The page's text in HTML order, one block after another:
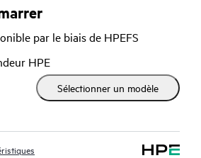
simplifient la prise en charge des
Doté d’une flexibilité de
HPE Aruba Networking Central
intelligente, des informations
gestion unifiée de l’infrastructure pour
par le biais de HPEFS
HPE
Sélectionner un modèle